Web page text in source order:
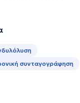
συνταγογράφηση